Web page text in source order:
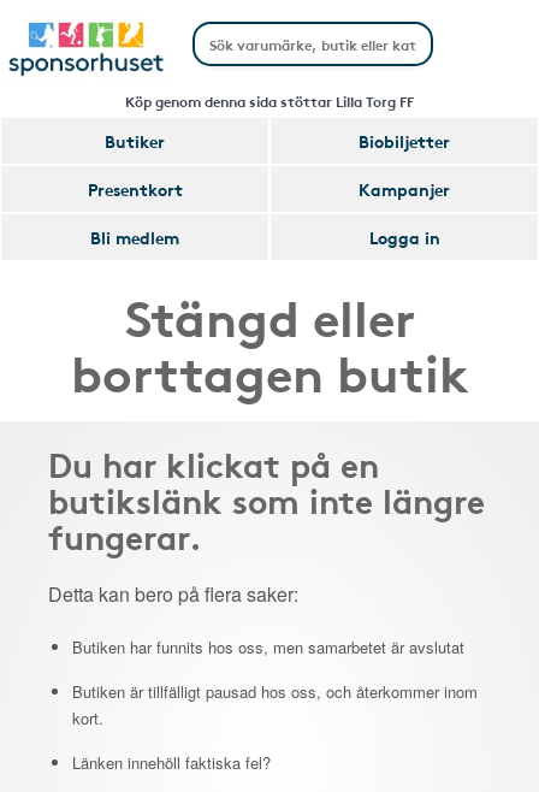
Köp genom denna sida stöttar Lilla Torg FF
Butiker
Biobiljetter
Presentkort
Kampanjer
Bli medlem
Logga in
Stängd eller
borttagen butik
Du har klickat på en
butikslänk som inte längre
fungerar.
Detta kan bero på flera saker:
Butiken har funnits hos oss, men samarbetet är avslutat
Butiken är tillfälligt pausad hos oss, och återkommer inom
kort.
Länken innehöll faktiska fel?